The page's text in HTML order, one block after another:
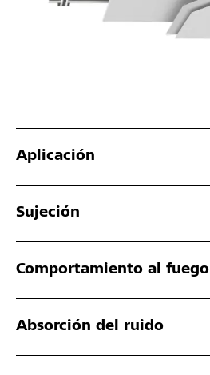
Aplicación
Sujeción
Comportamiento al fuego
Absorción del ruido